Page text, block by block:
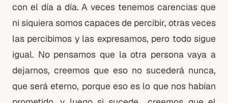
con el día a día. A veces tenemos carencias que
ni siquiera somos capaces de percibir, otras veces
las percibimos y las expresamos, pero todo sigue
igual. No pensamos que la otra persona vaya a
dejarnos, creemos que eso no sucederá nunca,
que será eterno, porque eso es lo que nos habían